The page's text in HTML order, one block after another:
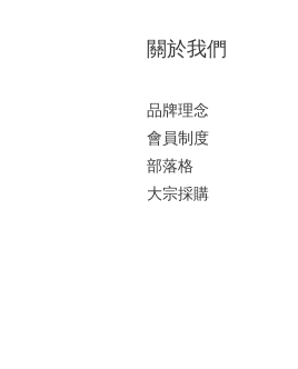
關於我們
品牌理念
會員制度
部落格
大宗採購